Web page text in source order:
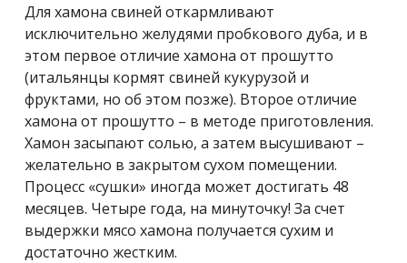
Для хамона свиней откармливают
исключительно желудями пробкового дуба, и в
этом первое отличие хамона от прошутто
(итальянцы кормят свиней кукурузой и
фруктами, но об этом позже). Второе отличие
хамона от прошутто – в методе приготовления.
Хамон засыпают солью, а затем высушивают –
желательно в закрытом сухом помещении.
Процесс «сушки» иногда может достигать 48
месяцев. Четыре года, на минуточку! За счет
выдержки мясо хамона получается сухим и
достаточно жестким.